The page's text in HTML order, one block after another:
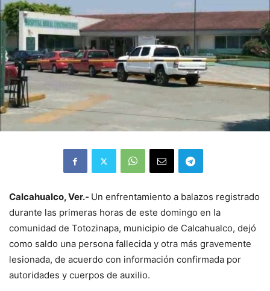
Calcahualco, Ver.- Un enfrentamiento a balazos registrado
durante las primeras horas de este domingo en la
comunidad de Totozinapa, municipio de Calcahualco, dejó
como saldo una persona fallecida y otra más gravemente
lesionada, de acuerdo con información confirmada por
autoridades y cuerpos de auxilio.